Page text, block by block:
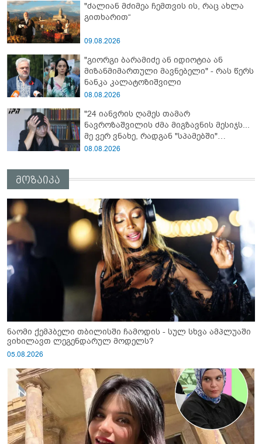
"ძალიან მძიმეა ჩემთვის ის, რაც ახლა
გითხარით“
09.08.2026
"გიორგი ბარამიძე ან იდიოტია ან
მიზანმიმართული მავნებელი" - რას წერს
ნანკა კალატოზიშვილი
08.08.2026
"24 იანვრის ღამეს თამარ
ნავროზაშვილის ძმა მიგზავნის მესიჯს...
მე ვერ ვნახე, რადგან "სპამებში"
ჩავარდა": რა მისწერა ნია იმნაძის ბიძამ
08.08.2026
მოზაიკა
ნაომი ქემპბელი თბილისში ჩამოდის - სულ სხვა ამპლუაში
ვიხილავთ ლეგენდარულ მოდელს?
05.08.2026